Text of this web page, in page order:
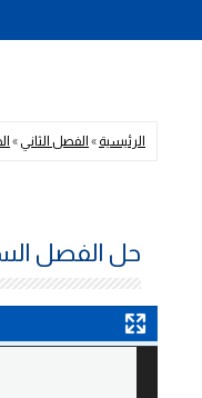
الرئيسية » الفصل الثاني »
حل الفصل السابع القسمة 2